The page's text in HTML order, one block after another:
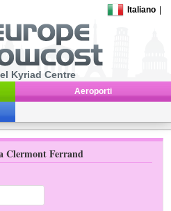
Italiano
Kyriad Centre
Aeroporti
Clermont Ferrand